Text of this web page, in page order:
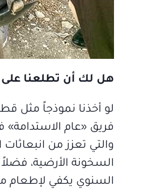
هل لك أن تطلعنا على
لو أخذنا نموذجاً مثل
والتي تعزز من انبعاثات
السخونة الأرضية،
السنوي يكفي لإطعام